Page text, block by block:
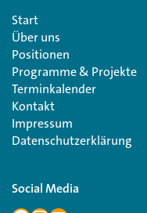
Start
Über uns
Positionen
Programme & Projekte
Terminkalender
Kontakt
Impressum
Datenschutzerklärung
Social Media